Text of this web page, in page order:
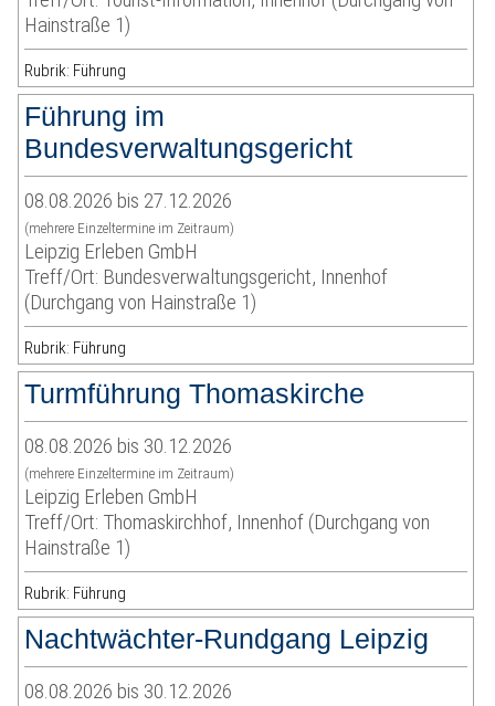
Hainstraße 1)
Rubrik: Führung
Führung im
Bundesverwaltungsgericht
08.08.2026 bis 27.12.2026
(mehrere Einzeltermine im Zeitraum)
Leipzig Erleben GmbH
Treff/Ort: Bundesverwaltungsgericht, Innenhof
(Durchgang von Hainstraße 1)
Rubrik: Führung
Turmführung Thomaskirche
08.08.2026 bis 30.12.2026
(mehrere Einzeltermine im Zeitraum)
Leipzig Erleben GmbH
Treff/Ort: Thomaskirchhof, Innenhof (Durchgang von
Hainstraße 1)
Rubrik: Führung
Nachtwächter-Rundgang Leipzig
08.08.2026 bis 30.12.2026